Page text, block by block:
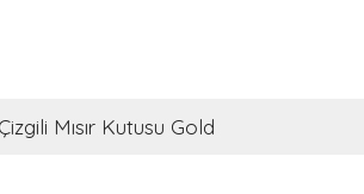
Çizgili Mısır Kutusu Gold